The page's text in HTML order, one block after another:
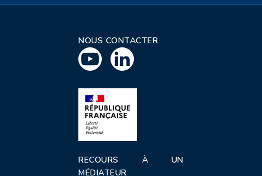
NOUS CONTACTER
RECOURS À UN
MÉDIATEUR